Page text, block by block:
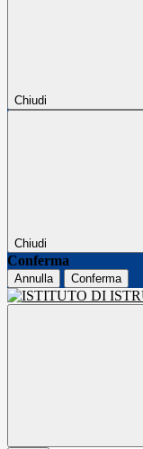
Chiudi
Chiudi
Conferma
Annulla Conferma